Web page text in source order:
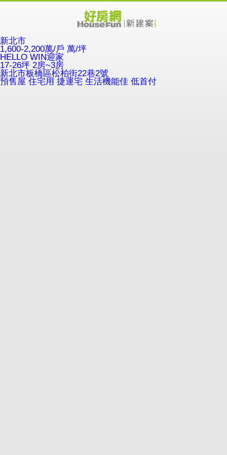
新北市
1,600-2,200萬/戶 萬/坪
HELLO WIN迎家
17-26坪 2房~3房
新北市板橋區松柏街22巷2號
預售屋 住宅用 捷運宅 生活機能佳 低首付